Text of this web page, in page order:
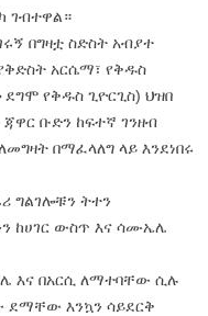
ገብተዋል።
በግዛቷ ስድስት አብያተ
አርሴማ፣ የቅዱስ
የቅዱስ ጊዮርጊስ) ህዝበ
ጃዋር ቡድን ከፍተኛ ገንዘብ
በማፈላለግ ላይ እንደነበሩ
ግልገሎቹን ትተን
ከሀገር ውስጥ እና ሳሙኤሌ
እና በአርሲ ለማተባቸው ሲሉ
ደማቸው እንኳን ሳይደርቅ